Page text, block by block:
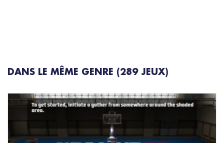
DANS LE MÊME GENRE (289 JEUX)